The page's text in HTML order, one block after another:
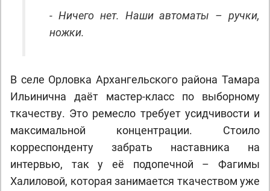
- Ничего нет. Наши автоматы – ручки,
ножки.
В селе Орловка Архангельского района Тамара
Ильинична даёт мастер-класс по выборному
ткачеству. Это ремесло требует усидчивости и
максимальной концентрации. Стоило
корреспонденту забрать наставника на
интервью, так у её подопечной – Фагимы
Халиловой, которая занимается ткачеством уже